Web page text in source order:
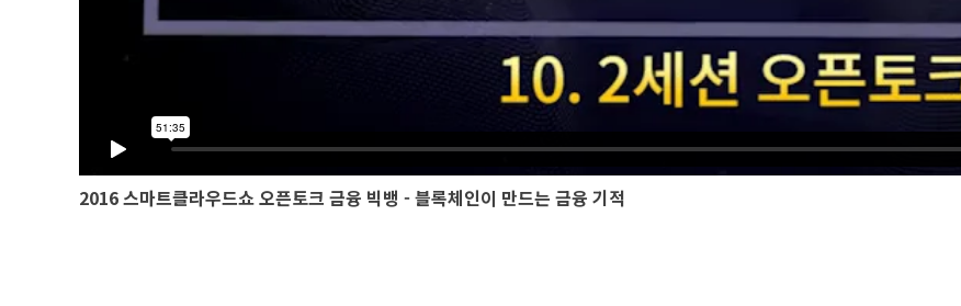
2016 스마트클라우드쇼 오픈토크 금융 빅뱅 - 블록체인이 만드는 금융 기적